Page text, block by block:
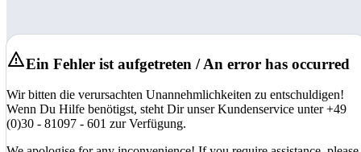
Ein Fehler ist aufgetreten / An error has occurred
Wir bitten die verursachten Unannehmlichkeiten zu entschuldigen!
Wenn Du Hilfe benötigst, steht Dir unser Kundenservice unter +49
(0)30 - 81097 - 601 zur Verfügung.